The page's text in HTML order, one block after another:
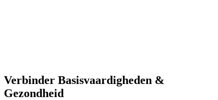
Verbinder Basisvaardigheden &
Gezondheid